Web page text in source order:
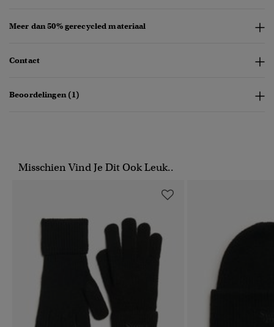
Meer dan 50% gerecycled materiaal
Contact
Beoordelingen (1)
Misschien Vind Je Dit Ook Leuk..